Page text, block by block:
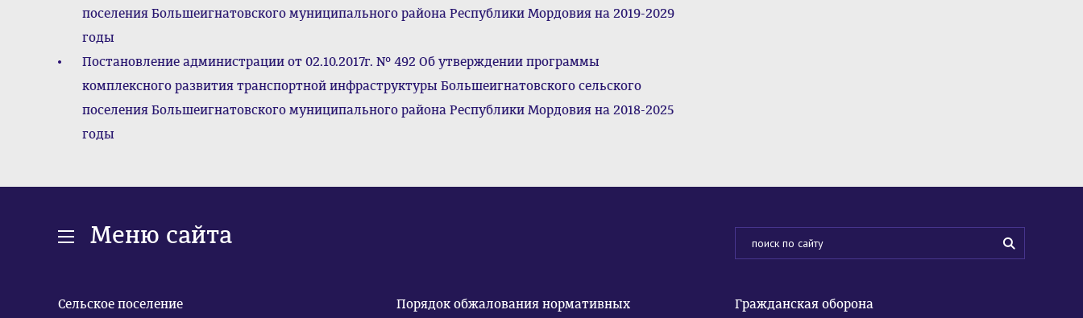
поселения Большеигнатовского муниципального района Республики Мордовия на 2019-2029
годы
Постановление администрации от 02.10.2017г. № 492 Об утверждении программы
комплексного развития транспортной инфраструктуры Большеигнатовского сельского
поселения Большеигнатовского муниципального района Республики Мордовия на 2018-2025
годы
Меню сайта
Сельское поселение
Порядок обжалования нормативных
Гражданская оборона